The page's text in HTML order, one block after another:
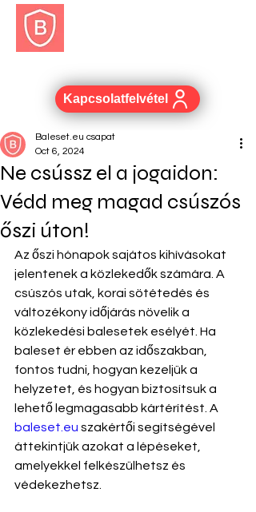
Kapcsolatfelvétel
Ne csússz el a jogaidon:
Védd meg magad csúszós
őszi úton!
Baleset.eu csapat
Oct 6, 2024
Az őszi hónapok sajátos kihívásokat
jelentenek a közlekedők számára. A
csúszós utak, korai sötétedés és
változékony időjárás növelik a
közlekedési balesetek esélyét. Ha
baleset ér ebben az időszakban,
fontos tudni, hogyan kezeljük a
helyzetet, és hogyan biztosítsuk a
lehető legmagasabb kártérítést. A
baleset.eu szakértői segítségével
áttekintjük azokat a lépéseket,
amelyekkel felkészülhetsz és
védekezhetsz.